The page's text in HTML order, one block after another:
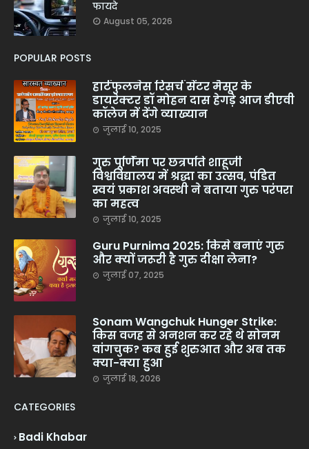
फायदे
August 05, 2026
POPULAR POSTS
हार्टफुलनेस रिसर्च सेंटर मैसूर के
डायरेक्टर डॉ मोहन दास हेगड़े आज डीएवी
कॉलेज में देंगे व्याख्यान
जुलाई 10, 2025
गुरु पूर्णिमा पर छत्रपति शाहूजी
विश्वविद्यालय में श्रद्धा का उत्सव, पंडित
स्वयं प्रकाश अवस्थी ने बताया गुरु परंपरा
का महत्व
जुलाई 10, 2025
Guru Purnima 2025: किसे बनाएं गुरु
और क्यों जरूरी है गुरु दीक्षा लेना?
जुलाई 07, 2025
Sonam Wangchuk Hunger Strike:
किस वजह से अनशन कर रहे थे सोनम
वांगचुक? कब हुई शुरुआत और अब तक
क्या-क्या हुआ
जुलाई 18, 2026
CATEGORIES
Badi Khabar